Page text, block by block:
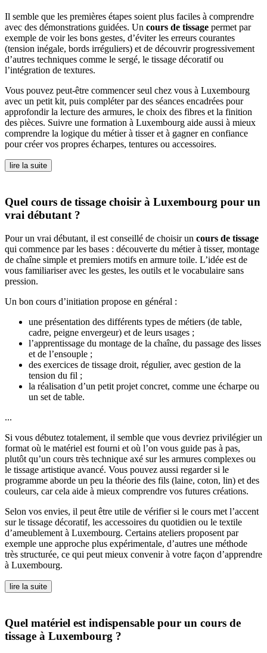
Il semble que les premières étapes soient plus faciles à comprendre
avec des démonstrations guidées. Un cours de tissage permet par
exemple de voir les bons gestes, d’éviter les erreurs courantes
(tension inégale, bords irréguliers) et de découvrir progressivement
d’autres techniques comme le sergé, le tissage décoratif ou
l’intégration de textures.
Vous pouvez peut-être commencer seul chez vous à Luxembourg
avec un petit kit, puis compléter par des séances encadrées pour
approfondir la lecture des armures, le choix des fibres et la finition
des pièces. Suivre une formation à Luxembourg aide aussi à mieux
comprendre la logique du métier à tisser et à gagner en confiance
pour créer vos propres écharpes, tentures ou accessoires.
lire la suite
Quel cours de tissage choisir à Luxembourg pour un
vrai débutant ?
Pour un vrai débutant, il est conseillé de choisir un cours de tissage
qui commence par les bases : découverte du métier à tisser, montage
de chaîne simple et premiers motifs en armure toile. L’idée est de
vous familiariser avec les gestes, les outils et le vocabulaire sans
pression.
Un bon cours d’initiation propose en général :
une présentation des différents types de métiers (de table,
cadre, peigne envergeur) et de leurs usages ;
l’apprentissage du montage de la chaîne, du passage des lisses
et de l’ensouple ;
des exercices de tissage droit, régulier, avec gestion de la
tension du fil ;
la réalisation d’un petit projet concret, comme une écharpe ou
un set de table.
...
Si vous débutez totalement, il semble que vous devriez privilégier un
format où le matériel est fourni et où l’on vous guide pas à pas,
plutôt qu’un cours très technique axé sur les armures complexes ou
le tissage artistique avancé. Vous pouvez aussi regarder si le
programme aborde un peu la théorie des fils (laine, coton, lin) et des
couleurs, car cela aide à mieux comprendre vos futures créations.
Selon vos envies, il peut être utile de vérifier si le cours met l’accent
sur le tissage décoratif, les accessoires du quotidien ou le textile
d’ameublement à Luxembourg. Certains ateliers proposent par
exemple une approche plus expérimentale, d’autres une méthode
très structurée, ce qui peut mieux convenir à votre façon d’apprendre
à Luxembourg.
lire la suite
Quel matériel est indispensable pour un cours de
tissage à Luxembourg ?